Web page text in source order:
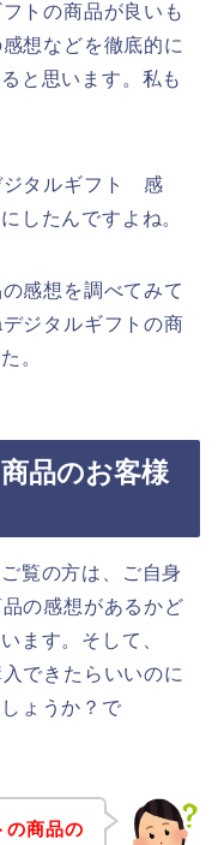
トの商品が良いも
想などを徹底的に
と思います。私も
ジタルギフト 感
したんですよね。
感想を調べてみて
ジタルギフトの商
。
品のお客様
覧の方は、ご自身
の感想があるかど
ます。そして、
できたらいいのに
ょうか？で
の商品の